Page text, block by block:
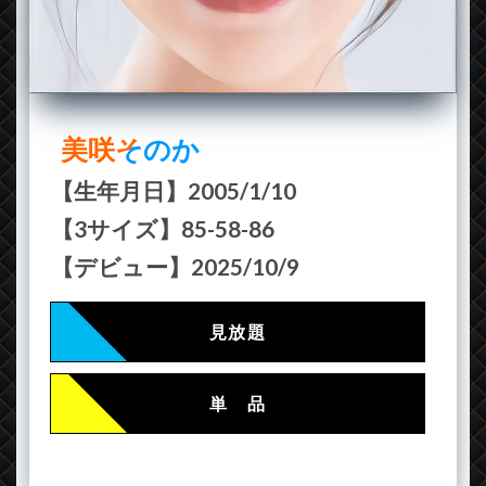
美咲そのか
【生年月日】2005/1/10
【3サイズ】85-58-86
【デビュー】2025/10/9
見放題
単 品